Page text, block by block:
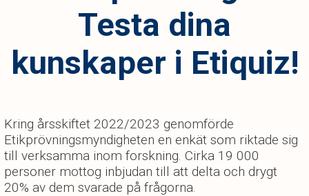
Testa dina
kunskaper i Etiquiz!
Kring årsskiftet 2022/2023 genomförde
Etikprövningsmyndigheten en enkät som riktade sig
till verksamma inom forskning. Cirka 19 000
personer mottog inbjudan till att delta och drygt
20% av dem svarade på frågorna.